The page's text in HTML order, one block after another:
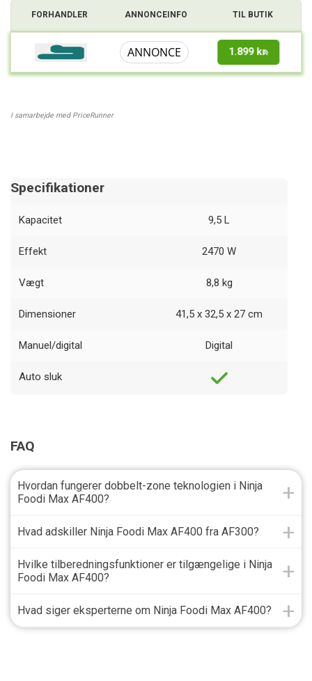
FORHANDLER ANNONCEINFO TIL BUTIK
ANNONCE 1.899 kr.
I samarbejde med PriceRunner
Specifikationer
Kapacitet 9,5 L
Effekt 2470 W
Vægt 8,8 kg
Dimensioner 41,5 x 32,5 x 27 cm
Manuel/digital Digital
Auto sluk
FAQ
Hvordan fungerer dobbelt-zone teknologien i Ninja
Foodi Max AF400?
Hvad adskiller Ninja Foodi Max AF400 fra AF300?
Hvilke tilberedningsfunktioner er tilgængelige i Ninja
Foodi Max AF400?
Hvad siger eksperterne om Ninja Foodi Max AF400?